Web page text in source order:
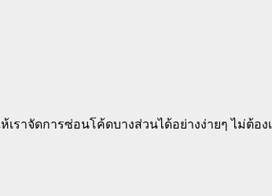
เราจัดการซ่อนโค้ดบางส่วนได้อย่างง่ายๆ ไม่ต้อง